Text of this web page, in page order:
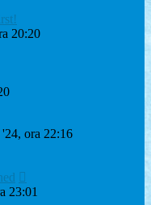
20:20
ora 22:16
23:01